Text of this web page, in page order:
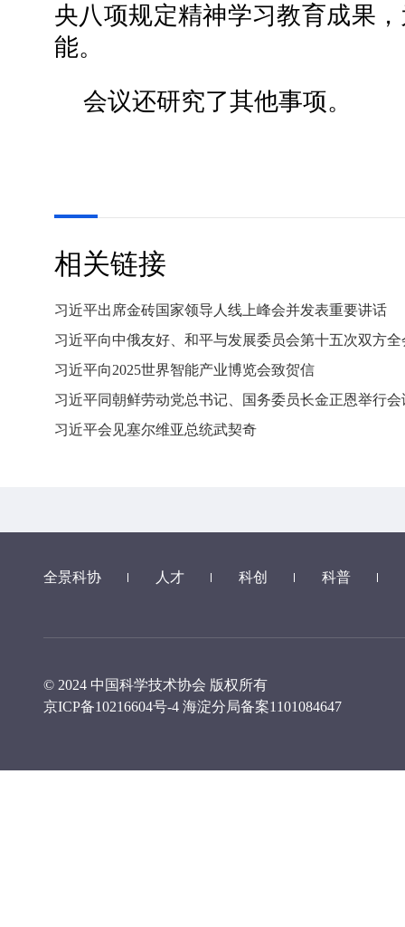
央八项规定精神学习教育成果
能。
会议还研究了其他事项。
相关链接
习近平出席金砖国家领导人线上峰会并发表重要讲话
习近平向中俄友好、和平与发展委员会第十五次双方
习近平向2025世界智能产业博览会致贺信
习近平同朝鲜劳动党总书记、国务委员长金正恩举行会
习近平会见塞尔维亚总统武契奇
全景科协 人才 科创 科普
© 2024 中国科学技术协会 版权所有
京ICP备10216604号-4 海淀分局备案1101084647